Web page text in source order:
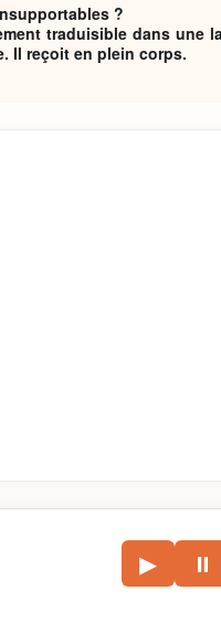
?
traduisible dans une
Il reçoit en plein corps.
▶ ⏸